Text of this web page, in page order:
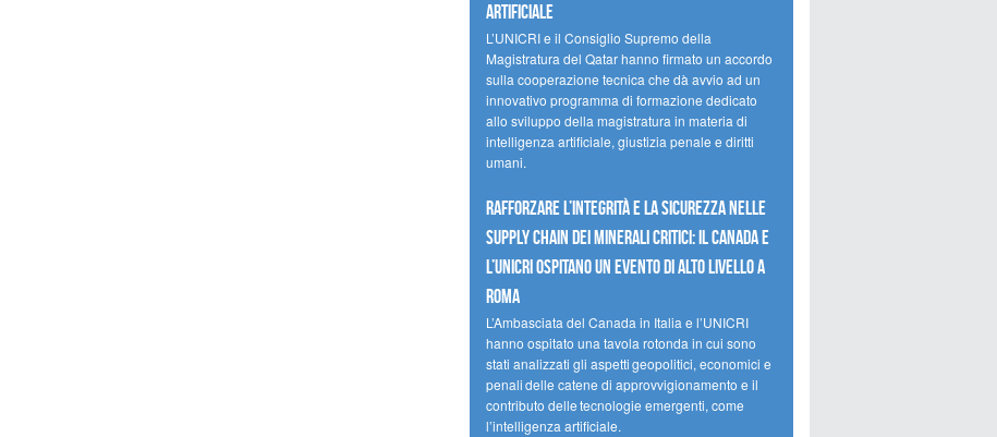
artificiale
L’UNICRI e il Consiglio Supremo della
Magistratura del Qatar hanno firmato un accordo
sulla cooperazione tecnica che dà avvio ad un
innovativo programma di formazione dedicato
allo sviluppo della magistratura in materia di
intelligenza artificiale, giustizia penale e diritti
umani.
Rafforzare l’integrità e la sicurezza nelle
supply chain dei minerali critici: il Canada e
l’UNICRI ospitano un evento di alto livello a
Roma
L’Ambasciata del Canada in Italia e l’UNICRI
hanno ospitato una tavola rotonda in cui sono
stati analizzati gli aspetti geopolitici, economici e
penali delle catene di approvvigionamento e il
contributo delle tecnologie emergenti, come
l’intelligenza artificiale.